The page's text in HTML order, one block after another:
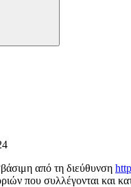
από τη διεύθυνση
που συλλέγονται